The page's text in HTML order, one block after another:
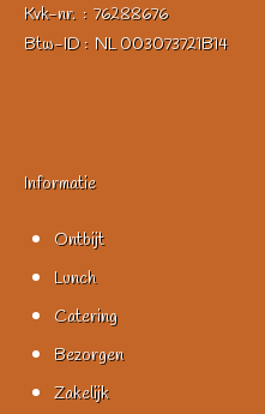
Kvk-nr. : 76288676
Btw-ID : NL 003073721B14
Informatie
Ontbijt
Lunch
Catering
Bezorgen
Zakelijk